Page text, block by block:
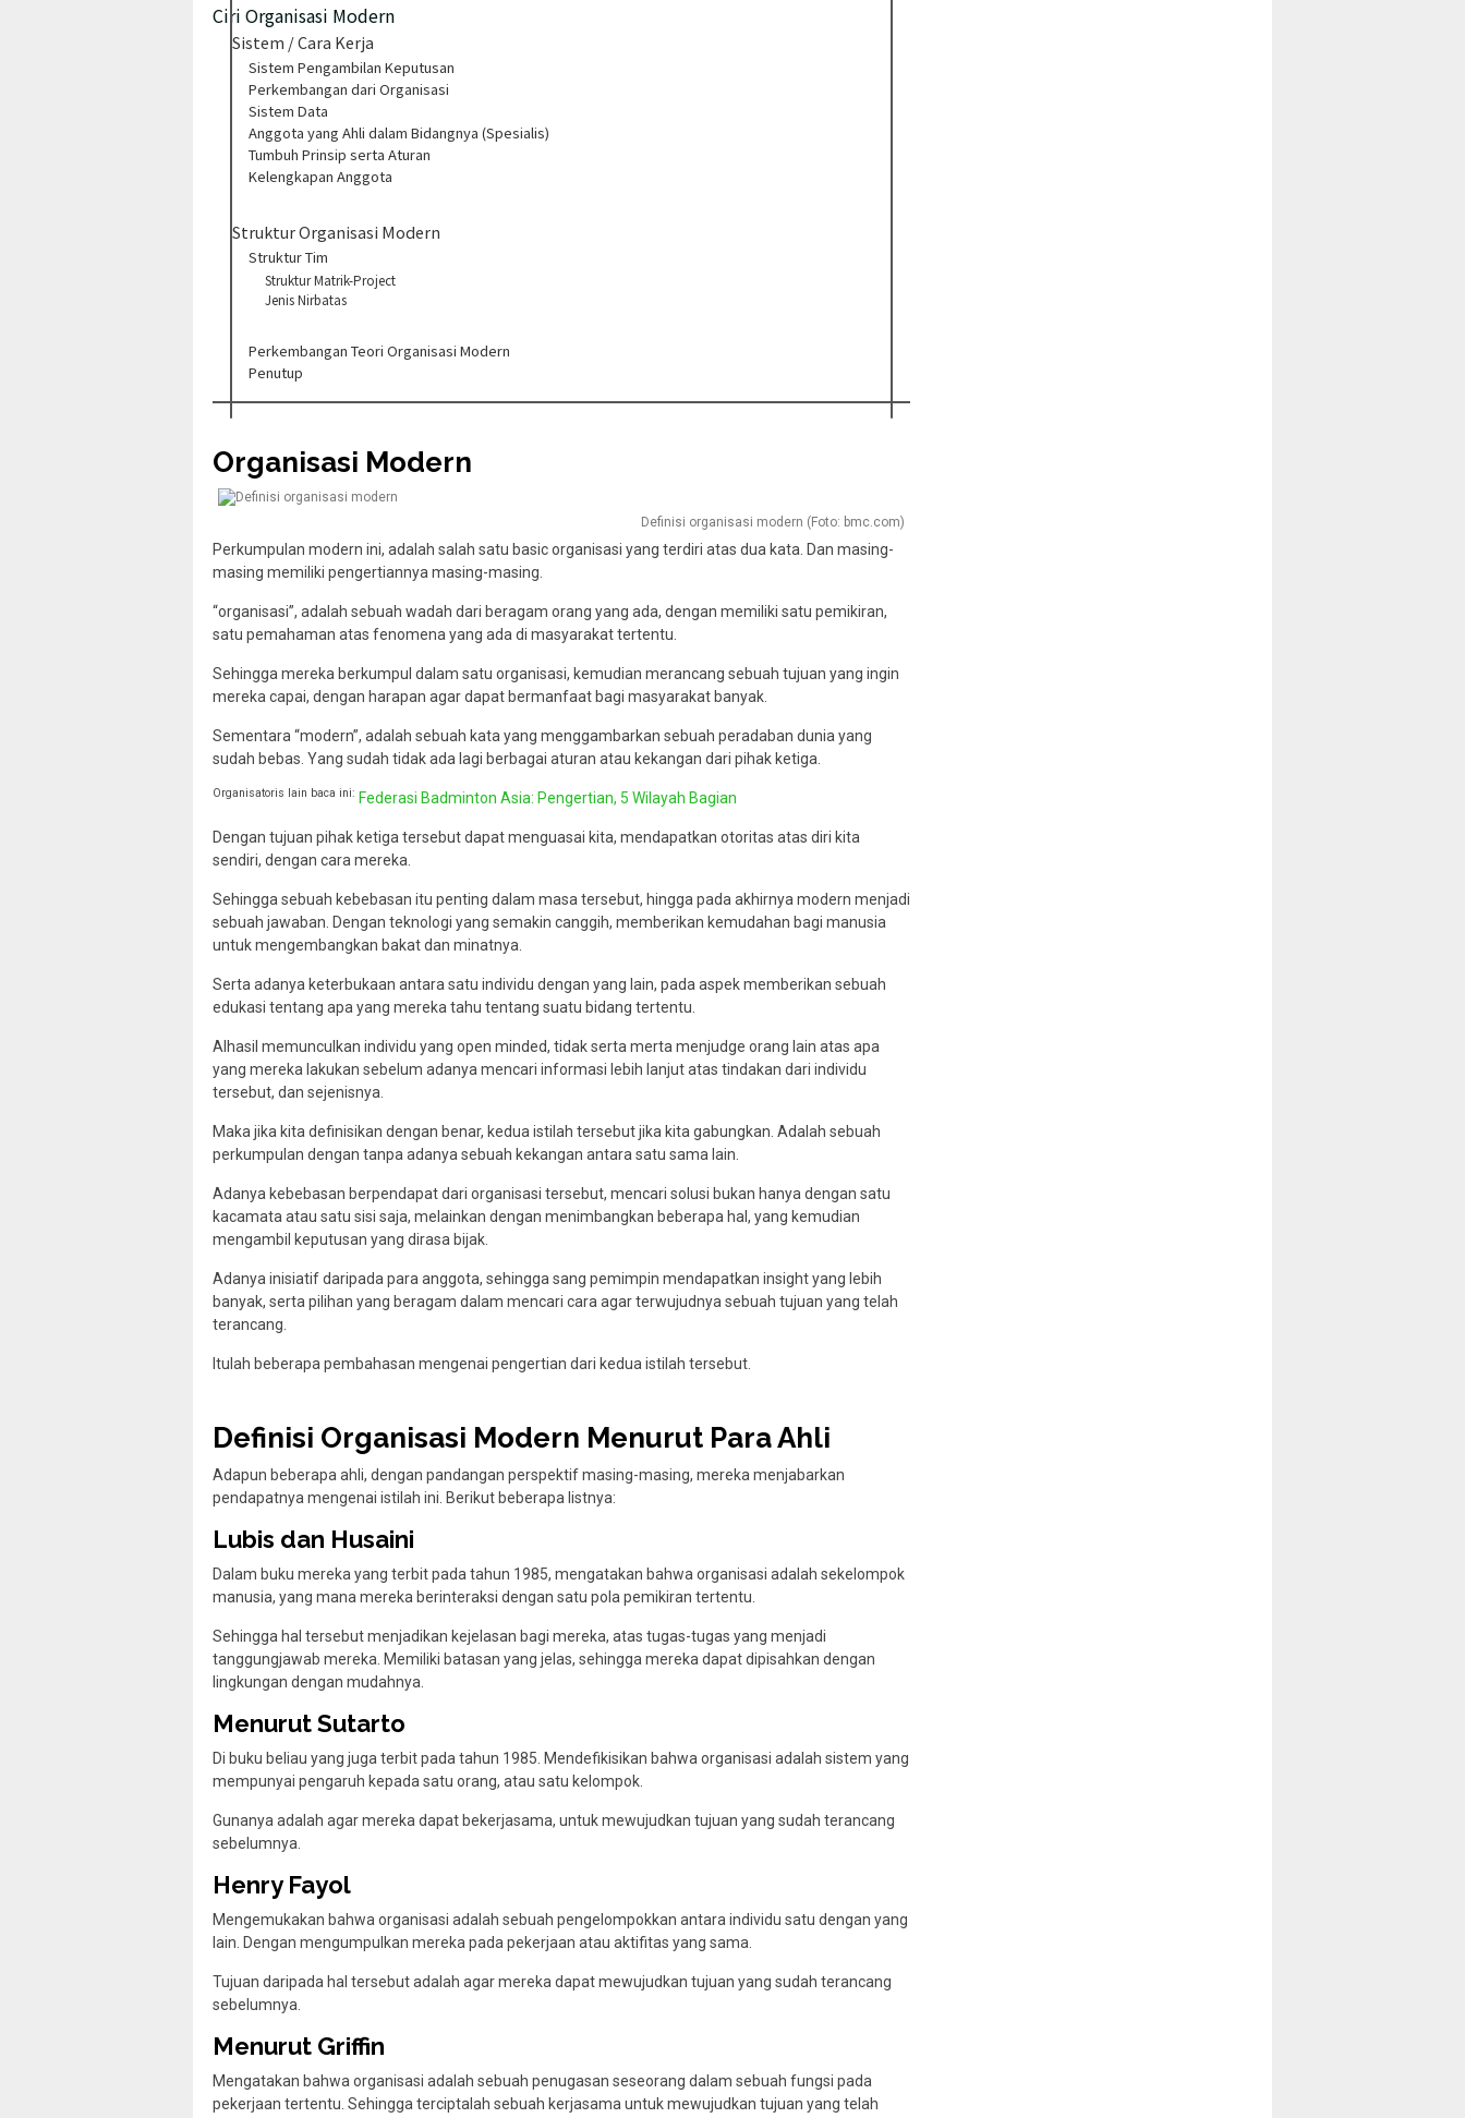
Ciri Organisasi Modern
Sistem / Cara Kerja
Sistem Pengambilan Keputusan
Perkembangan dari Organisasi
Sistem Data
Anggota yang Ahli dalam Bidangnya (Spesialis)
Tumbuh Prinsip serta Aturan
Kelengkapan Anggota
Struktur Organisasi Modern
Struktur Tim
Struktur Matrik-Project
Jenis Nirbatas
Perkembangan Teori Organisasi Modern
Penutup
Organisasi Modern
Definisi organisasi modern (Foto: bmc.com)
Perkumpulan modern ini, adalah salah satu basic organisasi yang terdiri atas dua kata. Dan masing-
masing memiliki pengertiannya masing-masing.
“organisasi”, adalah sebuah wadah dari beragam orang yang ada, dengan memiliki satu pemikiran,
satu pemahaman atas fenomena yang ada di masyarakat tertentu.
Sehingga mereka berkumpul dalam satu organisasi, kemudian merancang sebuah tujuan yang ingin
mereka capai, dengan harapan agar dapat bermanfaat bagi masyarakat banyak.
Sementara “modern”, adalah sebuah kata yang menggambarkan sebuah peradaban dunia yang
sudah bebas. Yang sudah tidak ada lagi berbagai aturan atau kekangan dari pihak ketiga.
Organisatoris lain baca ini: Federasi Badminton Asia: Pengertian, 5 Wilayah Bagian
Dengan tujuan pihak ketiga tersebut dapat menguasai kita, mendapatkan otoritas atas diri kita
sendiri, dengan cara mereka.
Sehingga sebuah kebebasan itu penting dalam masa tersebut, hingga pada akhirnya modern menjadi
sebuah jawaban. Dengan teknologi yang semakin canggih, memberikan kemudahan bagi manusia
untuk mengembangkan bakat dan minatnya.
Serta adanya keterbukaan antara satu individu dengan yang lain, pada aspek memberikan sebuah
edukasi tentang apa yang mereka tahu tentang suatu bidang tertentu.
Alhasil memunculkan individu yang open minded, tidak serta merta menjudge orang lain atas apa
yang mereka lakukan sebelum adanya mencari informasi lebih lanjut atas tindakan dari individu
tersebut, dan sejenisnya.
Maka jika kita definisikan dengan benar, kedua istilah tersebut jika kita gabungkan. Adalah sebuah
perkumpulan dengan tanpa adanya sebuah kekangan antara satu sama lain.
Adanya kebebasan berpendapat dari organisasi tersebut, mencari solusi bukan hanya dengan satu
kacamata atau satu sisi saja, melainkan dengan menimbangkan beberapa hal, yang kemudian
mengambil keputusan yang dirasa bijak.
Adanya inisiatif daripada para anggota, sehingga sang pemimpin mendapatkan insight yang lebih
banyak, serta pilihan yang beragam dalam mencari cara agar terwujudnya sebuah tujuan yang telah
terancang.
Itulah beberapa pembahasan mengenai pengertian dari kedua istilah tersebut.
Definisi Organisasi Modern Menurut Para Ahli
Adapun beberapa ahli, dengan pandangan perspektif masing-masing, mereka menjabarkan
pendapatnya mengenai istilah ini. Berikut beberapa listnya:
Lubis dan Husaini
Dalam buku mereka yang terbit pada tahun 1985, mengatakan bahwa organisasi adalah sekelompok
manusia, yang mana mereka berinteraksi dengan satu pola pemikiran tertentu.
Sehingga hal tersebut menjadikan kejelasan bagi mereka, atas tugas-tugas yang menjadi
tanggungjawab mereka. Memiliki batasan yang jelas, sehingga mereka dapat dipisahkan dengan
lingkungan dengan mudahnya.
Menurut Sutarto
Di buku beliau yang juga terbit pada tahun 1985. Mendefikisikan bahwa organisasi adalah sistem yang
mempunyai pengaruh kepada satu orang, atau satu kelompok.
Gunanya adalah agar mereka dapat bekerjasama, untuk mewujudkan tujuan yang sudah terancang
sebelumnya.
Henry Fayol
Mengemukakan bahwa organisasi adalah sebuah pengelompokkan antara individu satu dengan yang
lain. Dengan mengumpulkan mereka pada pekerjaan atau aktifitas yang sama.
Tujuan daripada hal tersebut adalah agar mereka dapat mewujudkan tujuan yang sudah terancang
sebelumnya.
Menurut Griffin
Mengatakan bahwa organisasi adalah sebuah penugasan seseorang dalam sebuah fungsi pada
pekerjaan tertentu. Sehingga terciptalah sebuah kerjasama untuk mewujudkan tujuan yang telah